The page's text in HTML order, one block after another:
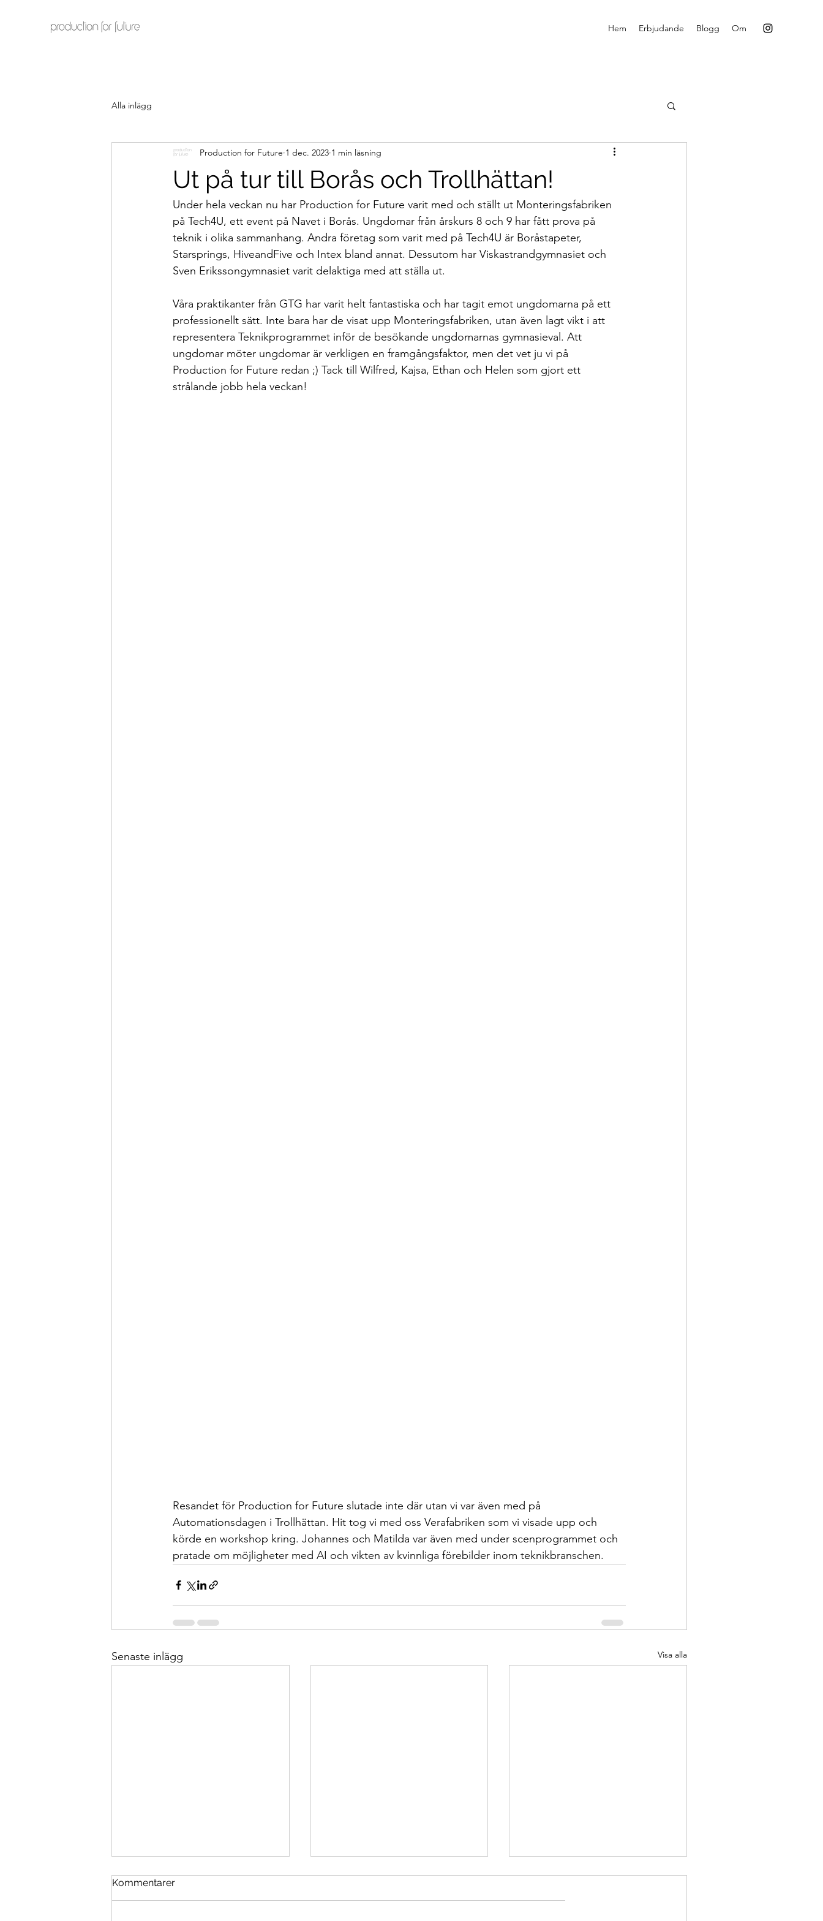
Hem Erbjudande Blogg Om
Alla inlägg
Ut på tur till Borås och Trollhättan!
Production for Future 1 dec. 2023 1 min läsning
Under hela veckan nu har Production for Future varit med och ställt ut Monteringsfabriken
på Tech4U, ett event på Navet i Borås. Ungdomar från årskurs 8 och 9 har fått prova på
teknik i olika sammanhang. Andra företag som varit med på Tech4U är Boråstapeter,
Starsprings, HiveandFive och Intex bland annat. Dessutom har Viskastrandgymnasiet och
Sven Erikssongymnasiet varit delaktiga med att ställa ut.
Våra praktikanter från GTG har varit helt fantastiska och har tagit emot ungdomarna på ett
professionellt sätt. Inte bara har de visat upp Monteringsfabriken, utan även lagt vikt i att
representera Teknikprogrammet inför de besökande ungdomarnas gymnasieval. Att
ungdomar möter ungdomar är verkligen en framgångsfaktor, men det vet ju vi på
Production for Future redan ;) Tack till Wilfred, Kajsa, Ethan och Helen som gjort ett
strålande jobb hela veckan!
Resandet för Production for Future slutade inte där utan vi var även med på
Automationsdagen i Trollhättan. Hit tog vi med oss Verafabriken som vi visade upp och
körde en workshop kring. Johannes och Matilda var även med under scenprogrammet och
pratade om möjligheter med AI och vikten av kvinnliga förebilder inom teknikbranschen.
Senaste inlägg Visa alla
Kommentarer